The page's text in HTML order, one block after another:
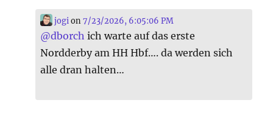
jogi on7/23/2026, 6:05:06 PM
@dborch ich warte auf das erste
Nordderby am HH Hbf…. da werden sich
alle dran halten…